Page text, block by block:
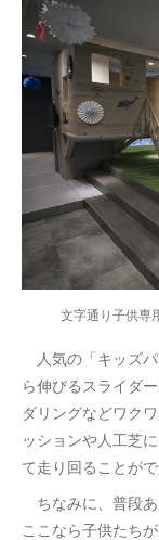
文字通り子供専
人気の「キッズパ
ら伸びるスライダ
ダリングなどワク
ッションや人工芝
て走り回ることがで
ちなみに、普段あ
ここなら子供たち